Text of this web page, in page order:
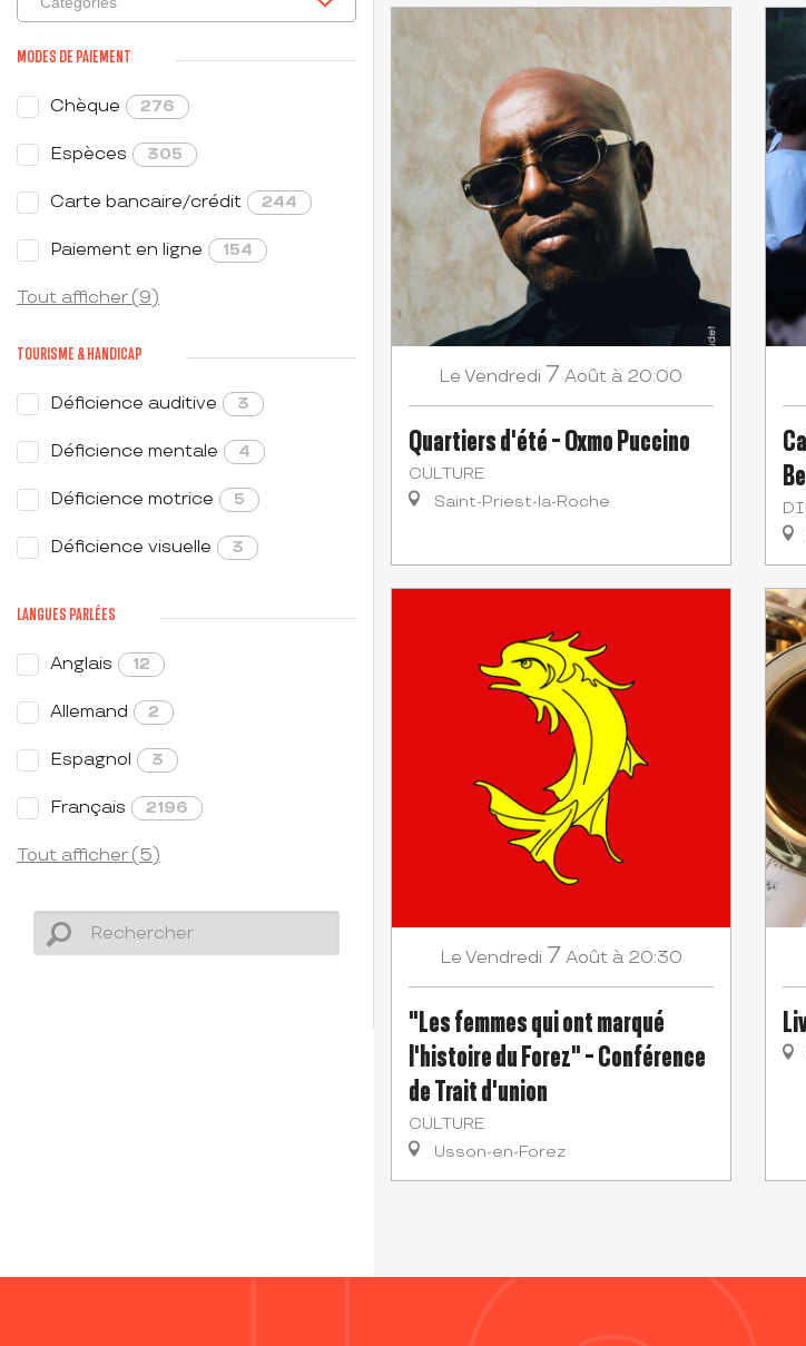
MODES DE PAIEMENT
Chèque 276
Espèces 305
Carte bancaire/crédit 244
Paiement en ligne 154
Tout afficher (9)
TOURISME & HANDICAP
Déficience auditive 3
Déficience mentale 4
Déficience motrice 5
Déficience visuelle 3
LANGUES PARLÉES
Anglais 12
Allemand 2
Espagnol 3
Français 2196
Tout afficher (5)
Le Vendredi 7 Août à 20:00
Quartiers d'été - Oxmo Puccino
CULTURE
Saint-Priest-la-Roche
Le Vendredi 7 Août à 20:30
"Les femmes qui ont marqué
l'histoire du Forez" - Conférence
de Trait d'union
CULTURE
Usson-en-Forez